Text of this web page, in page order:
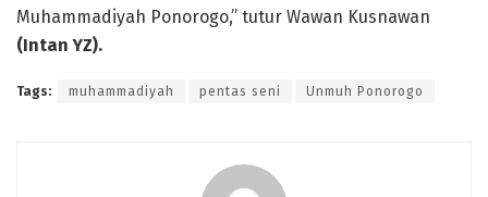
Muhammadiyah Ponorogo,” tutur Wawan Kusnawan
(Intan YZ).
Tags: muhammadiyah pentas seni Unmuh Ponorogo